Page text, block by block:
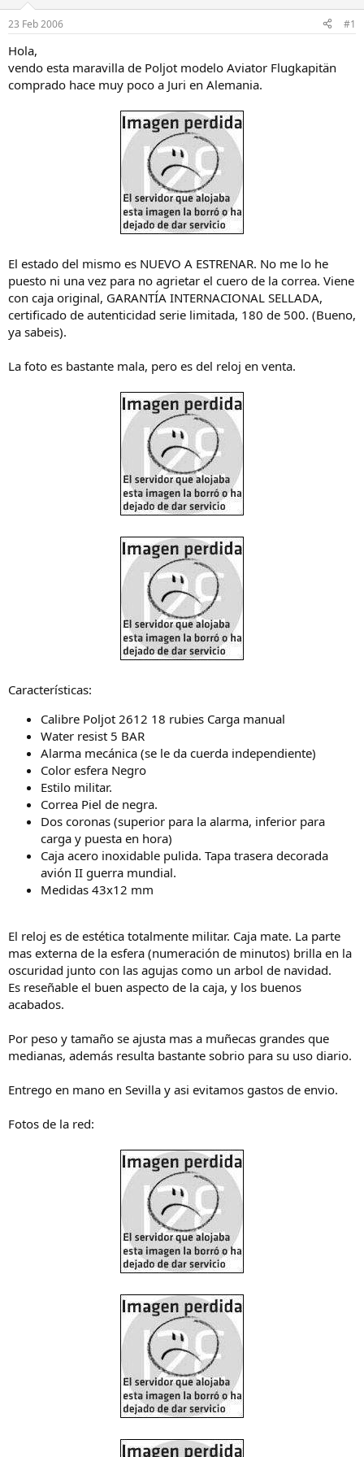
a
d
o
r
e
l
i
c
i
23 Feb 2006 #1
Hola,
vendo esta maravilla de Poljot modelo Aviator Flugkapitän
comprado hace muy poco a Juri en Alemania.
El estado del mismo es NUEVO A ESTRENAR. No me lo he
puesto ni una vez para no agrietar el cuero de la correa. Viene
con caja original, GARANTÍA INTERNACIONAL SELLADA,
certificado de autenticidad serie limitada, 180 de 500. (Bueno,
ya sabeis).
La foto es bastante mala, pero es del reloj en venta.
Características:
Calibre Poljot 2612 18 rubies Carga manual
Water resist 5 BAR
Alarma mecánica (se le da cuerda independiente)
Color esfera Negro
Estilo militar.
Correa Piel de negra.
Dos coronas (superior para la alarma, inferior para
carga y puesta en hora)
Caja acero inoxidable pulida. Tapa trasera decorada
avión II guerra mundial.
Medidas 43x12 mm
El reloj es de estética totalmente militar. Caja mate. La parte
mas externa de la esfera (numeración de minutos) brilla en la
oscuridad junto con las agujas como un arbol de navidad.
Es reseñable el buen aspecto de la caja, y los buenos
acabados.
Por peso y tamaño se ajusta mas a muñecas grandes que
medianas, además resulta bastante sobrio para su uso diario.
Entrego en mano en Sevilla y asi evitamos gastos de envio.
Fotos de la red: